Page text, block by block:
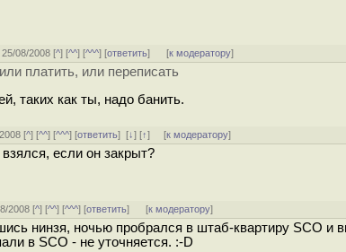
08/2008 [^] [^^] [^^^] [ответить] [к модератору]
платить, или переписать
таких как ты, надо банить.
[^] [^^] [^^^] [ответить][↓] [↑] [к модератору]
если он закрыт?
2008 [^] [^^] [^^^] [ответить] [к модератору]
нинзя, ночью пробрался в штаб-квартиру SCO и
в SCO - не уточняется. :-D